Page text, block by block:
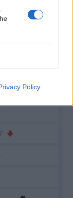
Policy
Bonus/Malus